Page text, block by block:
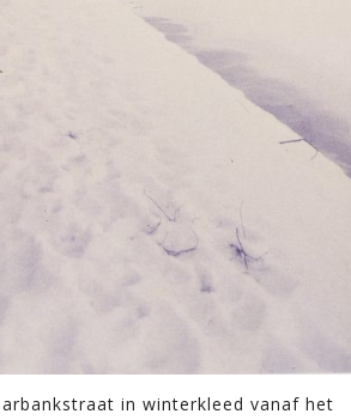
in winterkleed vanaf het